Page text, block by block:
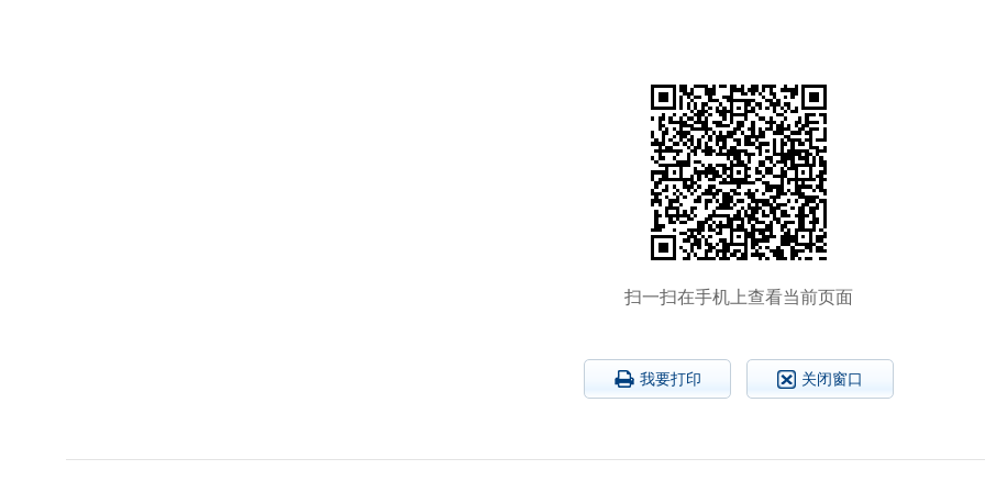
扫一扫在手机上查看当前页面
我要打印 关闭窗口